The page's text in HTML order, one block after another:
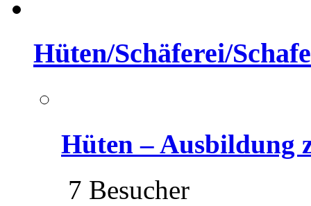
Hüten/Schäferei/Schafe
Hüten – Ausbildung
7 Besucher